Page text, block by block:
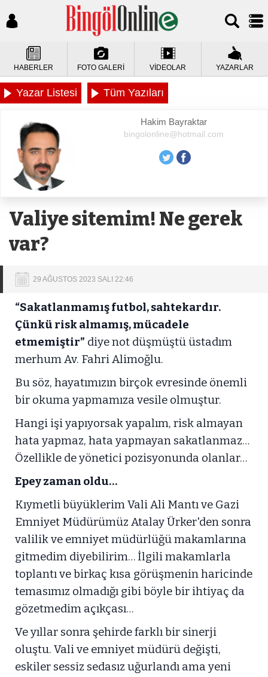
HABERLER FOTO GALERİ VİDEOLAR YAZARLAR
Yazar Listesi Tüm Yazıları
Hakim Bayraktar
bingolonline@hotmail.com
Valiye sitemim! Ne gerek
var?
29 AĞUSTOS 2023 SALI 22:46
“Sakatlanmamış futbol, sahtekardır.
Çünkü risk almamış, mücadele
etmemiştir” diye not düşmüştü üstadım
merhum Av. Fahri Alimoğlu.
Bu söz, hayatımızın birçok evresinde önemli
bir okuma yapmamıza vesile olmuştur.
Hangi işi yapıyorsak yapalım, risk almayan
hata yapmaz, hata yapmayan sakatlanmaz…
Özellikle de yönetici pozisyonunda olanlar…
Epey zaman oldu…
Kıymetli büyüklerim Vali Ali Mantı ve Gazi
Emniyet Müdürümüz Atalay Ürker'den sonra
valilik ve emniyet müdürlüğü makamlarına
gitmedim diyebilirim… İlgili makamlarla
toplantı ve birkaç kısa görüşmenin haricinde
temasımız olmadığı gibi böyle bir ihtiyaç da
gözetmedim açıkçası…
Ve yıllar sonra şehirde farklı bir sinerji
oluştu. Vali ve emniyet müdürü değişti,
eskiler sessiz sedasız uğurlandı ama yeni